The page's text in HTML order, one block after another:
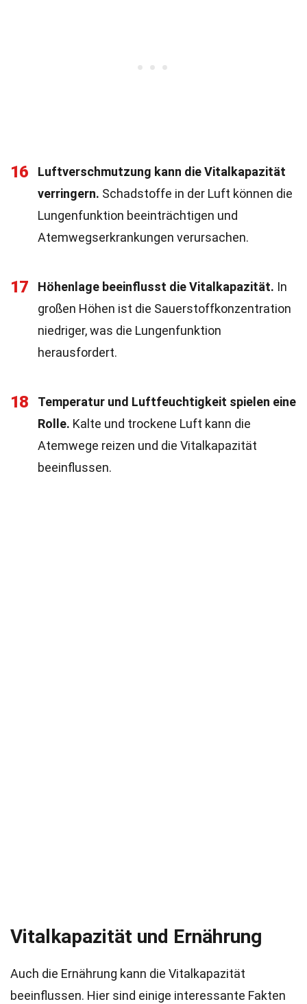
16
Luftverschmutzung kann die Vitalkapazität
verringern. Schadstoffe in der Luft können die
Lungenfunktion beeinträchtigen und
Atemwegserkrankungen verursachen.
17 Höhenlage beeinflusst die Vitalkapazität. In
großen Höhen ist die Sauerstoffkonzentration
niedriger, was die Lungenfunktion
herausfordert.
18
Temperatur und Luftfeuchtigkeit spielen eine
Rolle. Kalte und trockene Luft kann die
Atemwege reizen und die Vitalkapazität
beeinflussen.
Vitalkapazität und Ernährung
Auch die Ernährung kann die Vitalkapazität
beeinflussen. Hier sind einige interessante Fakten